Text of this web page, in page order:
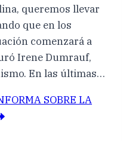
queremos llevar
que en los
comenzará a
Irene Dumrauf,
En las últimas…
SOBRE LA